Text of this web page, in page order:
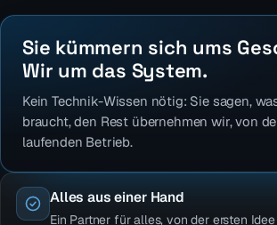
Sie kümmern sich ums
Wir um das System.
Kein Technik-Wissen nötig: Sie sagen,
braucht, den Rest übernehmen wir, von
laufenden Betrieb.
Alles aus einer Hand
Ein Partner für alles, von der ersten